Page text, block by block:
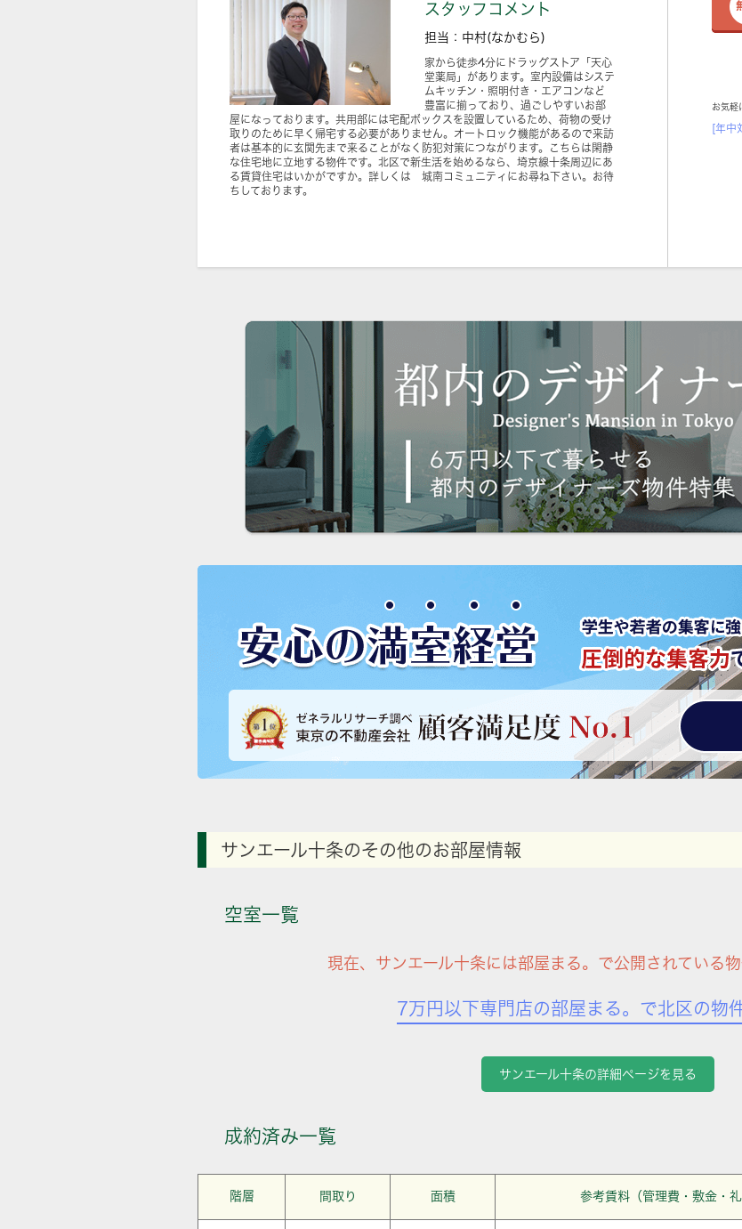
スタッフコメント
担当：中村(なかむら)
家から徒歩4分にドラッグストア「天心
堂薬局」があります。室内設備はシステ
ムキッチン・照明付き・エアコンなど
豊富に揃っており、過ごしやすいお部
屋になっております。共用部には宅配ボックスを設置しているため、荷物の受け
取りのために早く帰宅する必要がありません。オートロック機能があるので来訪
者は基本的に玄関先まで来ることがなく防犯対策につながります。こちらは閑静
な住宅地に立地する物件です。北区で新生活を始めるなら、埼京線十条周辺にあ
る賃貸住宅はいかがですか。詳しくは 城南コミュニティにお尋ね下さい。お待
ちしております。
お気軽
[年中
サンエール十条のその他のお部屋情報
空室一覧
現在、サンエール十条には部屋まる。で公開されている物
7万円以下専門店の部屋まる。で北区の物
サンエール十条の詳細ページを見る
成約済み一覧
階層 間取り 面積 参考賃料（管理費・敷金・礼